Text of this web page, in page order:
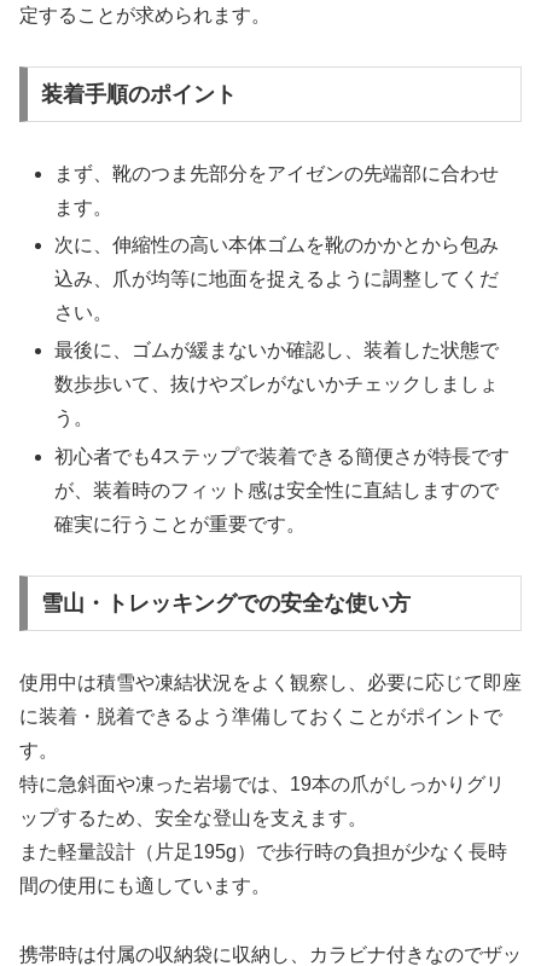
定することが求められます。
装着手順のポイント
まず、靴のつま先部分をアイゼンの先端部に合わせ
ます。
次に、伸縮性の高い本体ゴムを靴のかかとから包み
込み、爪が均等に地面を捉えるように調整してくだ
さい。
最後に、ゴムが緩まないか確認し、装着した状態で
数歩歩いて、抜けやズレがないかチェックしましょ
う。
初心者でも4ステップで装着できる簡便さが特長です
が、装着時のフィット感は安全性に直結しますので
確実に行うことが重要です。
雪山・トレッキングでの安全な使い方
使用中は積雪や凍結状況をよく観察し、必要に応じて即座
に装着・脱着できるよう準備しておくことがポイントで
す。
特に急斜面や凍った岩場では、19本の爪がしっかりグリ
ップするため、安全な登山を支えます。
また軽量設計（片足195g）で歩行時の負担が少なく長時
間の使用にも適しています。
携帯時は付属の収納袋に収納し、カラビナ付きなのでザッ